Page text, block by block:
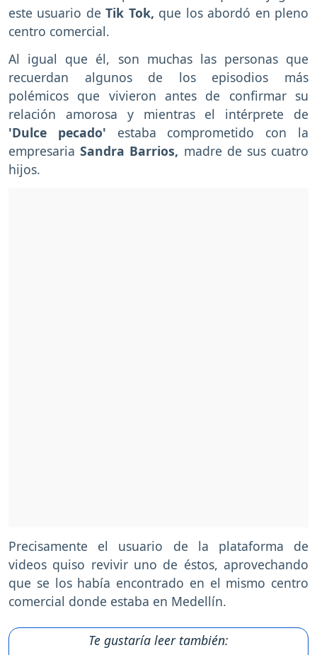
este usuario de Tik Tok, que los abordó en pleno
centro comercial.
Al igual que él, son muchas las personas que
recuerdan algunos de los episodios más
polémicos que vivieron antes de confirmar su
relación amorosa y mientras el intérprete de
'Dulce pecado' estaba comprometido con la
empresariaSandra Barrios, madre de sus cuatro
hijos.
Precisamente el usuario de la plataforma de
videos quiso revivir uno de éstos, aprovechando
que se los había encontrado en el mismo centro
comercial donde estaba en Medellín.
Te gustaría leer también: